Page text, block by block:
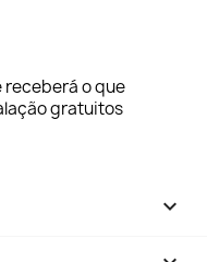
o que
gratuitos
